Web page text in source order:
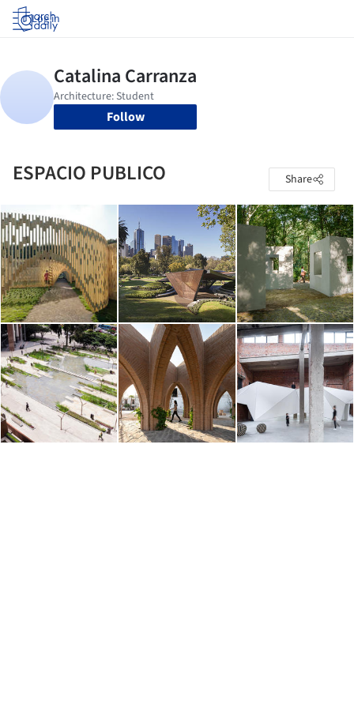
Log in
Follow
ESPACIO PUBLICO Share